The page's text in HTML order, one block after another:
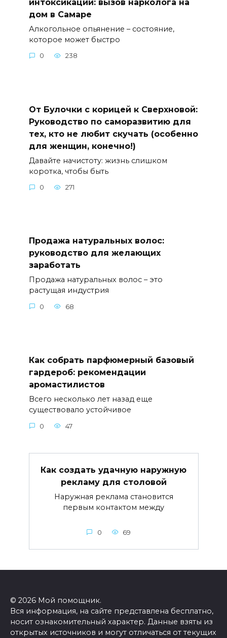
интоксикации: вызов нарколога на
дом в Самаре
Алкогольное опьянение – состояние,
которое может быстро
0 238
От Булочки с корицей к Сверхновой:
Руководство по саморазвитию для
тех, кто не любит скучать (особенно
для женщин, конечно!)
Давайте начистоту: жизнь слишком
коротка, чтобы быть
0 271
Продажа натуральных волос:
руководство для желающих
заработать
Продажа натуральных волос – это
растущая индустрия
0 68
Как собрать парфюмерный базовый
гардероб: рекомендации
аромастилистов
Всего несколько лет назад еще
существовало устойчивое
0 47
Как создать удачную наружную
рекламу для столовой
Наружная реклама становится
первым контактом между
0 69
© 2026 Мой помощник.
Вся информация, на сайте представлена бесплатно,
носит ознакомительный характер. Данные взяты из
открытых источников и могут отличаться от текущих